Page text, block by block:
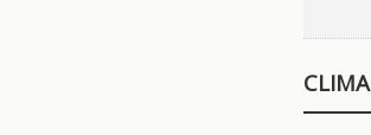
CLIMA